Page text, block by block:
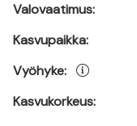
Valovaatimus:
Kasvupaikka:
Vyöhyke:
Kasvukorkeus: